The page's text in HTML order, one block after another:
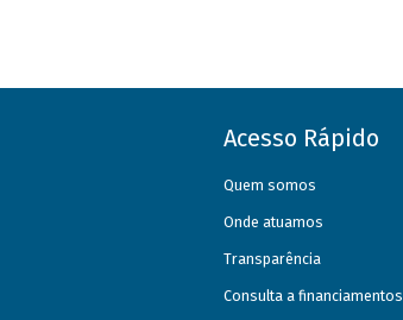
Acesso Rápido
Quem somos
Onde atuamos
Transparência
Consulta a financiamentos